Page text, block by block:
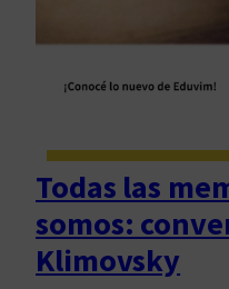
e
f
n
d
e
l
a
Todas las
somos:
Klimovsky